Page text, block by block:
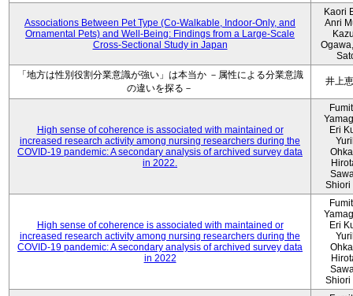
Associations Between Pet Type (Co-Walkable, Indoor-Only, and
Ornamental Pets) and Well-Being: Findings from a Large-Scale
Cross-Sectional Study in Japan
Kaori
Anri
「地方は性別役割分業意識が強い」は本当か －属性による分業意識
の違いを探る－
井上
High sense of coherence is associated with maintained or
increased research activity among nursing researchers during the
COVID-19 pandemic: A secondary analysis of archived survey data
in 2022.
Eri
Shiori
High sense of coherence is associated with maintained or
increased research activity among nursing researchers during the
COVID-19 pandemic: A secondary analysis of archived survey data
in 2022
Eri
Shiori